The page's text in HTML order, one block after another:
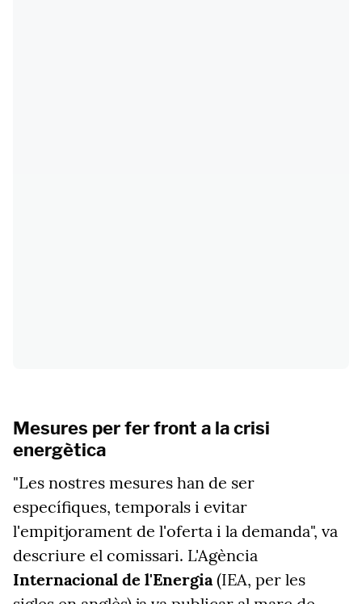
Mesures per fer front a la crisi
energètica
"Les nostres mesures han de ser
específiques, temporals i evitar
l'empitjorament de l'oferta i la demanda", va
descriure el comissari. L'Agència
Internacional de l'Energia(IEA, per les